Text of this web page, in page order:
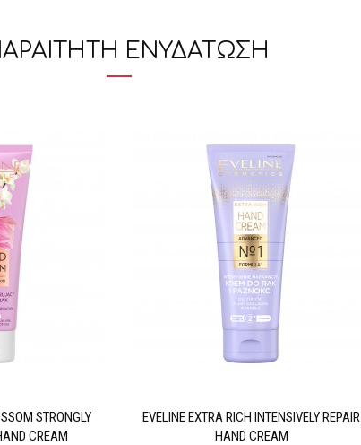
ΕΝΥΔΑΤΩΣΗ
STRONGLY
CREAM
EVELINE EXTRA RICH INTENSIVELY REPAIR
HAND CREAM